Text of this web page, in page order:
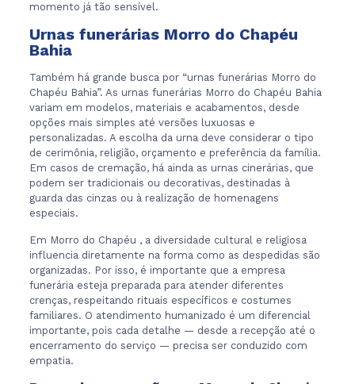
momento já tão sensível.
Urnas funerárias Morro do Chapéu
Bahia
Também há grande busca por “urnas funerárias Morro do
Chapéu Bahia”. As urnas funerárias Morro do Chapéu Bahia
variam em modelos, materiais e acabamentos, desde
opções mais simples até versões luxuosas e
personalizadas. A escolha da urna deve considerar o tipo
de cerimônia, religião, orçamento e preferência da família.
Em casos de cremação, há ainda as urnas cinerárias, que
podem ser tradicionais ou decorativas, destinadas à
guarda das cinzas ou à realização de homenagens
especiais.
Em Morro do Chapéu , a diversidade cultural e religiosa
influencia diretamente na forma como as despedidas são
organizadas. Por isso, é importante que a empresa
funerária esteja preparada para atender diferentes
crenças, respeitando rituais específicos e costumes
familiares. O atendimento humanizado é um diferencial
importante, pois cada detalhe — desde a recepção até o
encerramento do serviço — precisa ser conduzido com
empatia.